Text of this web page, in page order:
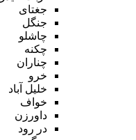
جغتای
جنگل
چاشلو
چکنه
چناران
خرو
خلیل آباد
خواف
داورزن
در رود